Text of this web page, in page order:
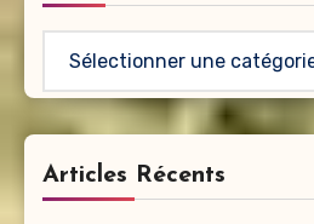
Articles Récents